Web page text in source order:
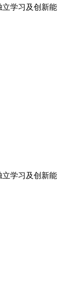
立学习及创新能
立学习及创新能